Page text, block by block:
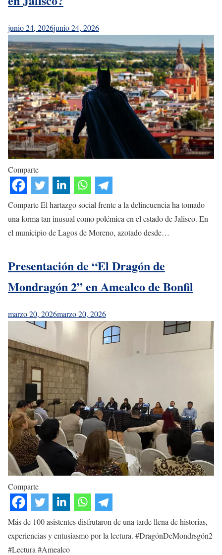
junio 24, 2026junio 24, 2026
Comparte
Comparte El hartazgo social frente a la delincuencia ha tomado
una forma tan inusual como polémica en el estado de Jalisco. En
el municipio de Lagos de Moreno, azotado desde…
Presentación de “El Dragón de
Mondragón 2” en Amealco de Bonfil
marzo 20, 2026marzo 20, 2026
Comparte
Más de 100 asistentes disfrutaron de una tarde llena de historias,
experiencias y entusiasmo por la lectura. #DragónDeMondrsgón2
#Lectura #Amealco